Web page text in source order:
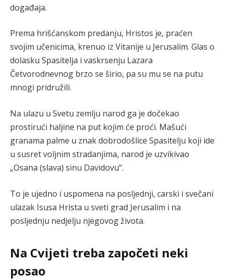
događaja.
Prema hrišćanskom predanju, Hristos je, praćen
svojim učenicima, krenuo iz Vitanije u Jerusalim. Glas o
dolasku Spasitelja i vaskrsenju Lazara
Četvorodnevnog brzo se širio, pa su mu se na putu
mnogi pridružili.
Na ulazu u Svetu zemlju narod ga je dočekao
prostirući haljine na put kojim će proći. Mašući
granama palme u znak dobrodošlice Spasitelju koji ide
u susret voljnim stradanjima, narod je uzvikivao
„Osana (slava) sinu Davidovu“.
To je ujedno i uspomena na posljednji, carski i svečani
ulazak Isusa Hrista u sveti grad Jerusalim i na
posljednju nedjelju njegovog života.
Na Cvijeti treba započeti neki
posao